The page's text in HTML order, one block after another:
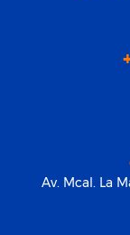
Av. Mcal. La